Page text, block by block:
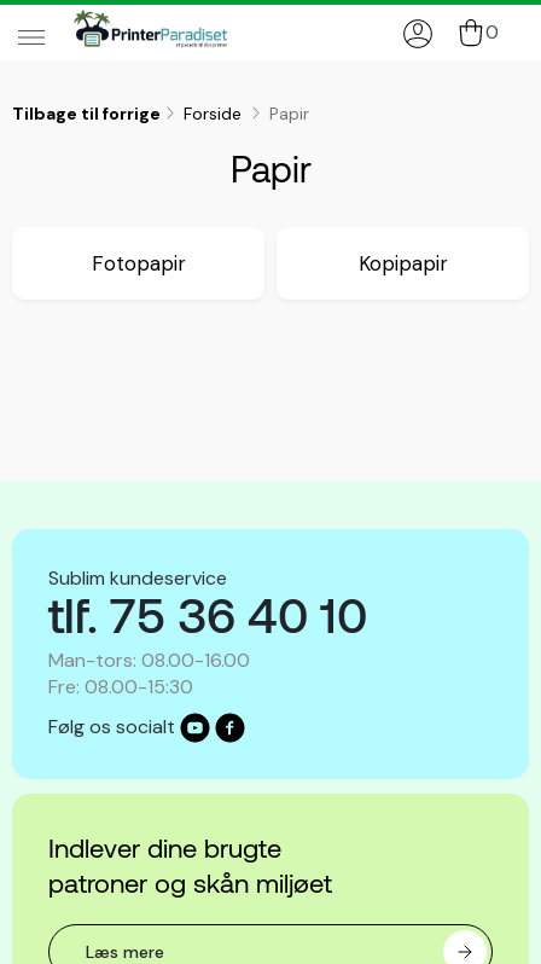
0
Tilbage til forrige Forside Papir
Papir
Fotopapir Kopipapir
Sublim kundeservice
tlf. 75 36 40 10
Man-tors: 08.00-16.00
Fre: 08.00-15:30
Følg os socialt
Indlever dine brugte
patroner og skån miljøet
Læs mere